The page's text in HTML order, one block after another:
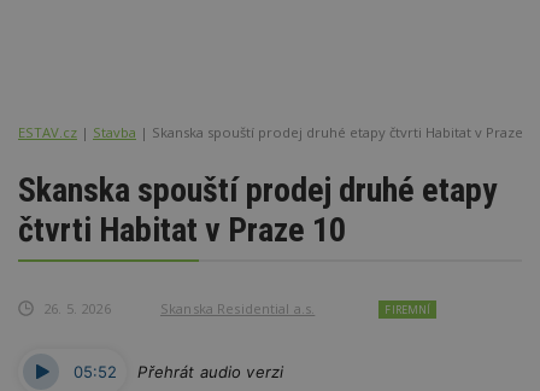
ESTAV.cz Stavba Skanska spouští prodej druhé etapy čtvrti Habitat v Praze 10
Skanska spouští prodej druhé etapy
čtvrti Habitat v Praze 10
26. 5. 2026 Skanska Residential a.s. FIREMNÍ
05:52 Přehrát audio verzi